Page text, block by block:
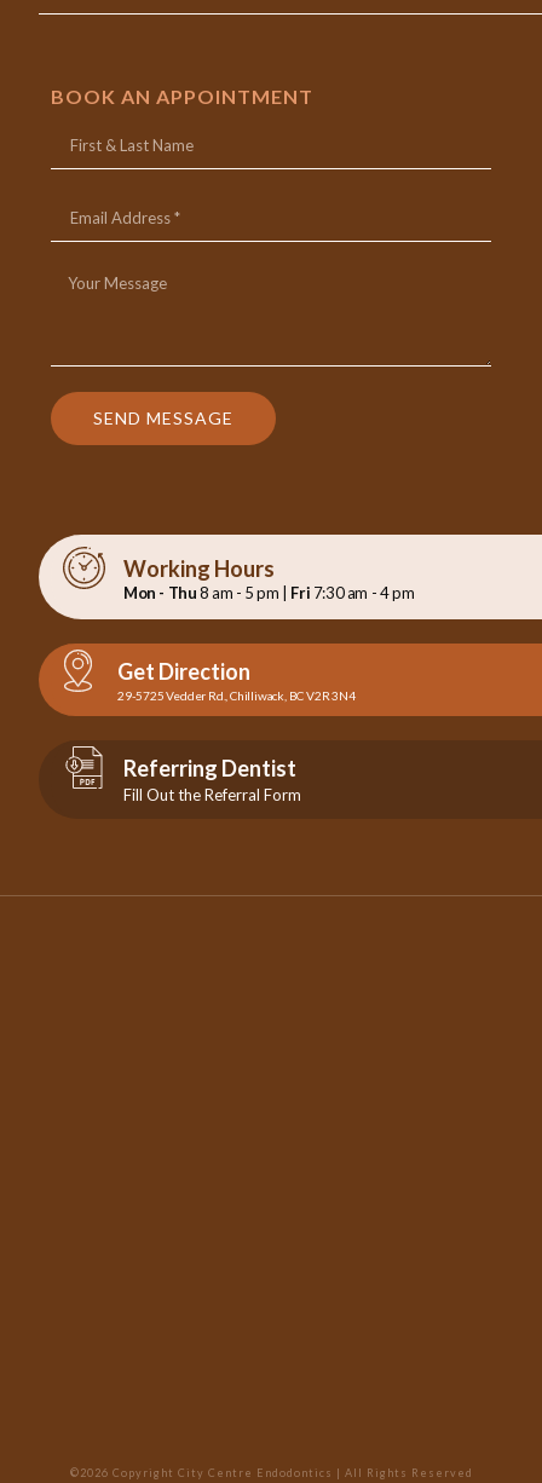
BOOK AN APPOINTMENT
SEND MESSAGE
Working Hours
Mon - Thu8 am - 5 pm | Fri 7:30 am - 4 pm
Get Direction
29-5725 Vedder Rd., Chilliwack, BC V2R 3N4
Referring Dentist
Fill Out the Referral Form
©2026 Copyright City Centre Endodontics | All Rights Reserved